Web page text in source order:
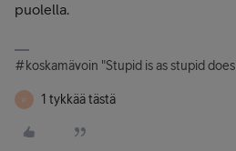
puolella.
#koskamävoin "Stupid is as stupid
P 1 tykkää tästä